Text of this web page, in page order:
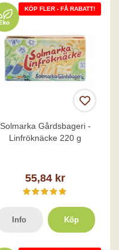
KÖP FLER - FÅ RABATT!
Solmarka Gårdsbageri -
Linfröknäcke 220 g
55,84 kr
Info Köp